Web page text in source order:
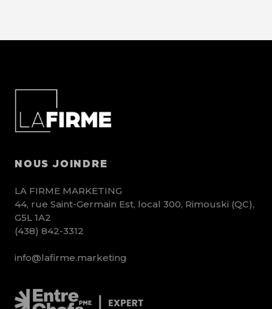
NOUS JOINDRE
LA FIRME MARKETING
44, rue Saint-Germain Est, local 300, Rimouski (QC),
G5L 1A2
(438) 842-3312
info@lafirme.marketing